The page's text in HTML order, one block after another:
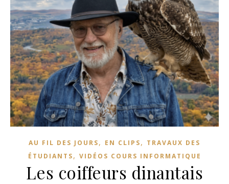
AU FIL DES JOURS, EN CLIPS, TRAVAUX DES
ÉTUDIANTS, VIDÉOS COURS INFORMATIQUE
Les coiffeurs dinantais